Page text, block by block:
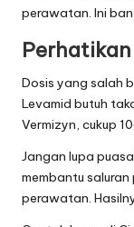
perawatan. Ini
Dosis yang salah
Levamid butuh
Vermizyn, cukup
Jangan lupa
membantu
perawatan.